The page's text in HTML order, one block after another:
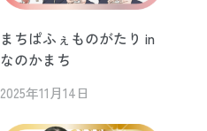
まちぱふぇものがたり in
なのかまち
2025年11月14日